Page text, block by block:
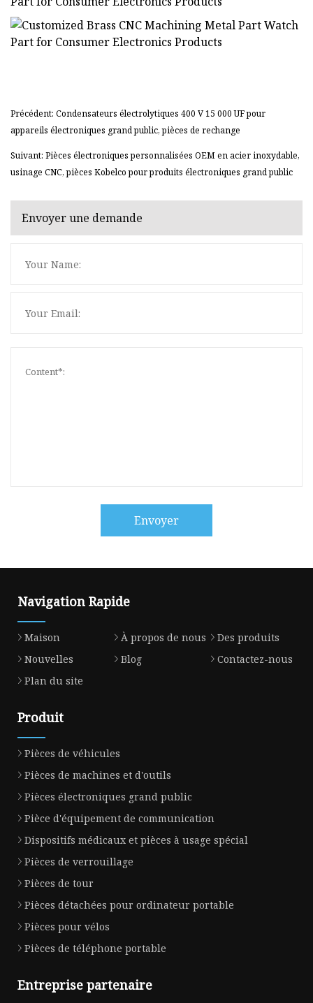
Précédent: Condensateurs électrolytiques 400 V 15 000 UF pour
appareils électroniques grand public, pièces de rechange
Suivant: Pièces électroniques personnalisées OEM en acier inoxydable,
usinage CNC, pièces Kobelco pour produits électroniques grand public
Envoyer une demande
Envoyer
Navigation Rapide
Maison À propos de nous
Des produits
Nouvelles
Blog
Contactez-nous
Plan du site
Produit
Pièces de véhicules
Pièces de machines et d'outils
Pièces électroniques grand public
Pièce d'équipement de communication
Dispositifs médicaux et pièces à usage spécial
Pièces de verrouillage
Pièces de tour
Pièces détachées pour ordinateur portable
Pièces pour vélos
Pièces de téléphone portable
Entreprise partenaire